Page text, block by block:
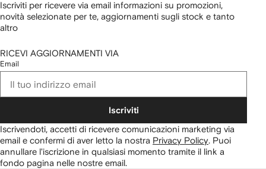
Iscriviti per ricevere via email informazioni su promozioni,
novità selezionate per te, aggiornamenti sugli stock e tanto
altro
RICEVI AGGIORNAMENTI VIA
Email
Iscriviti
Iscrivendoti, accetti di ricevere comunicazioni marketing via
email e confermi di aver letto la nostra Privacy Policy. Puoi
annullare l'iscrizione in qualsiasi momento tramite il link a
fondo pagina nelle nostre email.